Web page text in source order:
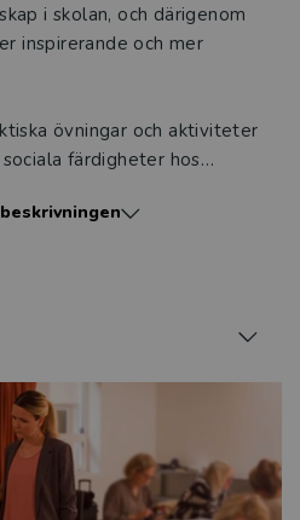
i skolan, och därigenom
inspirerande och mer
övningar och aktiviteter
färdigheter hos
olikheter. Gruppstärkande
erfaren lärare, kommer
att utrusta dig med
och inbjudande
kan trivas och frodas.